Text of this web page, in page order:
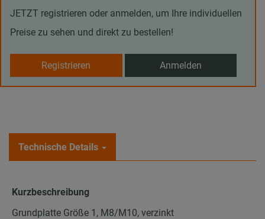
JETZT registrieren oder anmelden, um Ihre individuellen
Preise zu sehen und direkt zu bestellen!
Registrieren Anmelden
Technische Details
Kurzbeschreibung
Grundplatte Größe 1, M8/M10, verzinkt